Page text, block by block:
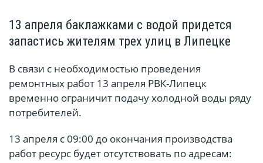
13 апреля баклажками с водой придется
запастись жителям трех улиц в Липецке
В связи с необходимостью проведения
ремонтных работ 13 апреля РВК-Липецк
временно ограничит подачу холодной воды ряду
потребителей.
13 апреля с 09:00 до окончания производства
работ ресурс будет отсутствовать по адресам: